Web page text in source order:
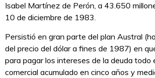
Isabel Martínez de Perón, a 43.650
10 de diciembre de 1983.
Persistió en gran parte del plan Austral
del precio del dólar a fines de 1987) en
para pagar los intereses de la deuda todo
comercial acumulado en cinco años y